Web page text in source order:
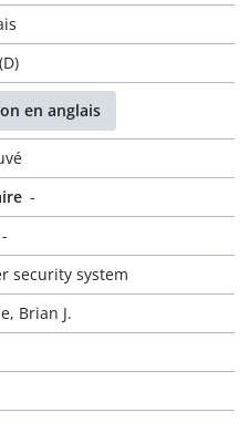
en anglais
-
-
security system
Brian J.